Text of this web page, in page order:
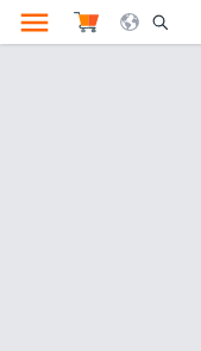
Search Opener Icon